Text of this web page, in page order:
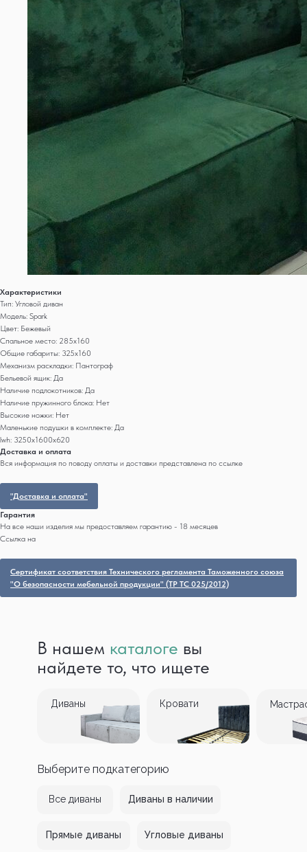
Характеристики
Тип: Угловой диван
Модель: Spark
Цвет: Бежевый
Спальное место: 285x160
Общие габариты: 325x160
Механизм раскладки: Пантограф
Бельевой ящик: Да
Наличие подлокотников: Да
Наличие пружинного блока: Нет
Высокие ножки: Нет
Маленькие подушки в комплекте: Да
lwh: 3250x1600x620
Доставка и оплата
Вся информация по поводу оплаты и доставки представлена по ссылке
"Доставка и оплата"
Гарантия
На все наши изделия мы предоставляем гарантию - 18 месяцев
Ссылка на
Сертификат соответствия Технического регламента Таможенного союза
"О безопасности мебельной продукции" (ТР ТС 025/2012)
В нашем каталоге вы
найдете то, что ищете
Диваны Кровати
Все диваны Диваны в наличии
Прямые диваны Угловые диваны
Выберите подкатегорию